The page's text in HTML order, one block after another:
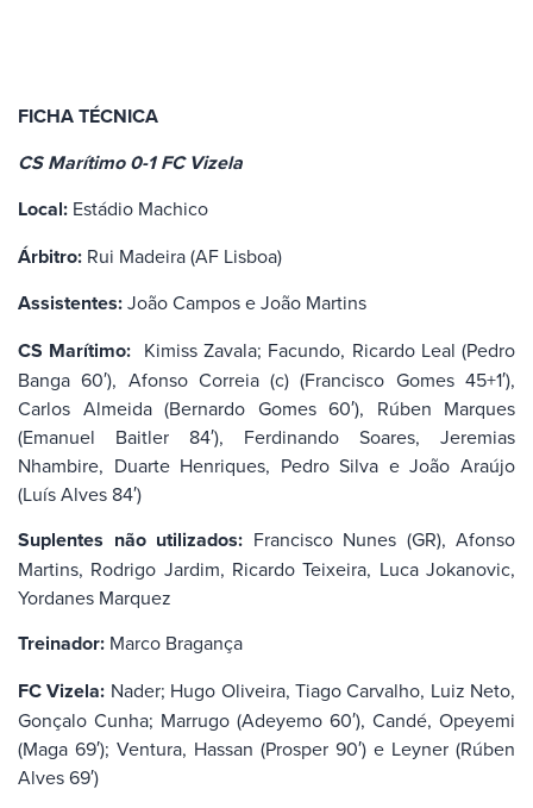
FICHA TÉCNICA
CS Marítimo 0-1 FC Vizela
Local: Estádio Machico
Árbitro: Rui Madeira (AF Lisboa)
Assistentes:João Campos e João Martins
CS Marítimo: Kimiss Zavala; Facundo, Ricardo Leal (Pedro
Banga 60′), Afonso Correia (c) (Francisco Gomes 45+1′),
Carlos Almeida (Bernardo Gomes 60′), Rúben Marques
(Emanuel Baitler 84′), Ferdinando Soares, Jeremias
Nhambire, Duarte Henriques, Pedro Silva e João Araújo
(Luís Alves 84′)
Suplentes não utilizados: Francisco Nunes (GR), Afonso
Martins, Rodrigo Jardim, Ricardo Teixeira, Luca Jokanovic,
Yordanes Marquez
Treinador: Marco Bragança
FC Vizela: Nader; Hugo Oliveira, Tiago Carvalho, Luiz Neto,
Gonçalo Cunha; Marrugo (Adeyemo 60′), Candé, Opeyemi
(Maga 69′); Ventura, Hassan (Prosper 90′) e Leyner (Rúben
Alves 69′)